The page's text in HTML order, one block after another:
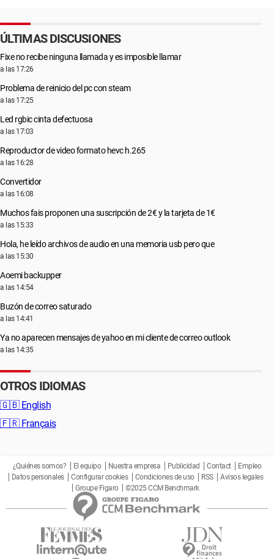
ÚLTIMAS DISCUSIONES
Fixe no recibe ninguna llamada y es imposible llamar
a las 17:26
Problema de reinicio del pc con steam
a las 17:25
Led rgbic cinta defectuosa
a las 17:03
Reproductor de video formato hevc h.265
a las 16:28
Convertidor
a las 16:08
Muchos fais proponen una suscripción de 2€ y la tarjeta de 1€
a las 15:33
Hola, he leído archivos de audio en una memoria usb pero que
a las 15:30
Aoemi backupper
a las 14:54
Buzón de correo saturado
a las 14:41
Ya no aparecen mensajes de yahoo en mi cliente de correo outlook
a las 14:35
OTROS IDIOMAS
🇬🇧 English
🇫🇷 Français
¿Quiénes somos? El equipo Nuestra empresa Publicidad Contact
Empleo
Datos personales
Configurar cookies Condiciones de uso RSS
Avisos legales
Groupe Figaro
©2025 CCM Benchmark